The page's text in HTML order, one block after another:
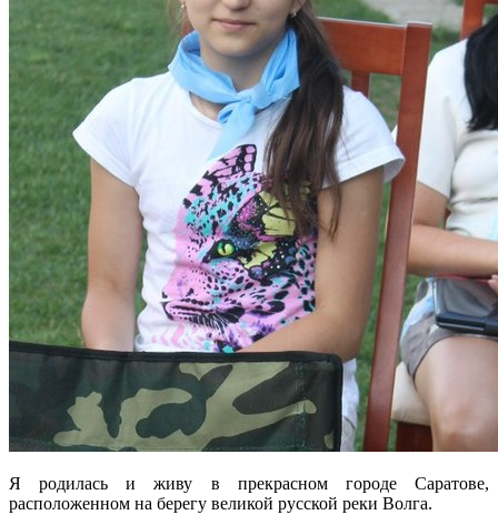
Я родилась и живу в прекрасном городе Саратове,
расположенном на берегу великой русской реки Волга.